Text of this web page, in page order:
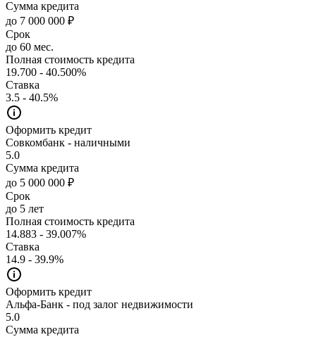
Сумма кредита
до 7 000 000 ₽
Срок
до 60 мес.
Полная стоимость кредита
19.700 - 40.500%
Ставка
3.5 - 40.5%
Оформить кредит
Совкомбанк - наличными
5.0
Сумма кредита
до 5 000 000 ₽
Срок
до 5 лет
Полная стоимость кредита
14.883 - 39.007%
Ставка
14.9 - 39.9%
Оформить кредит
Альфа-Банк - под залог недвижимости
5.0
Сумма кредита